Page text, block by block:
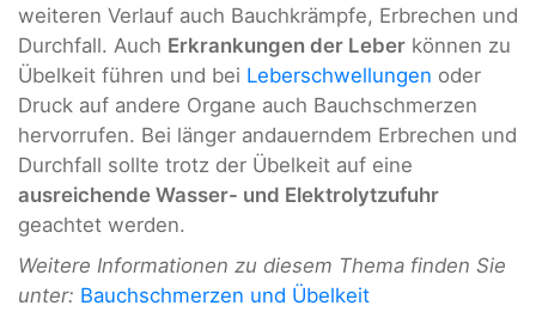
weiteren Verlauf auch Bauchkrämpfe, Erbrechen und
Durchfall. Auch Erkrankungen der Leber können zu
Übelkeit führen und bei Leberschwellungen oder
Druck auf andere Organe auch Bauchschmerzen
hervorrufen. Bei länger andauerndem Erbrechen und
Durchfall sollte trotz der Übelkeit auf eine
ausreichende Wasser- und Elektrolytzufuhr
geachtet werden.
Weitere Informationen zu diesem Thema finden Sie
unter: Bauchschmerzen und Übelkeit